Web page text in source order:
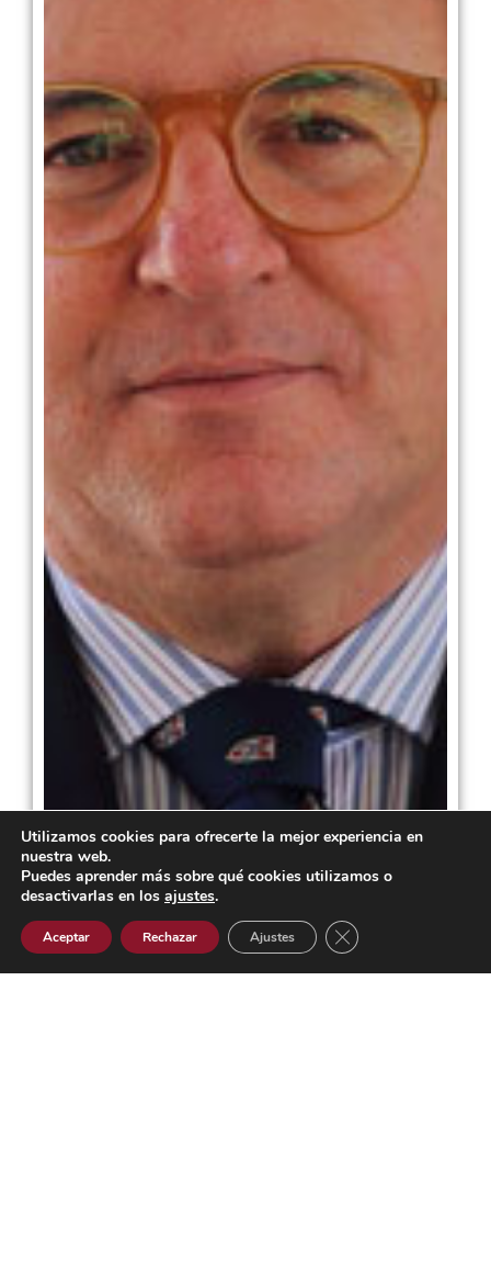
Utilizamos cookies para ofrecerte la mejor experiencia en
nuestra web.
Puedes aprender más sobre qué cookies utilizamos o
desactivarlas en los ajustes.
Aceptar Rechazar Ajustes Cerrar el banner de